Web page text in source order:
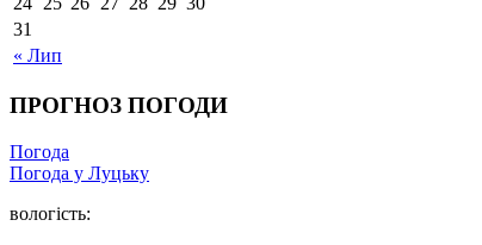
« Лип
31
ПРОГНОЗ ПОГОДИ
Погода
Погода у Луцьку
вологість: